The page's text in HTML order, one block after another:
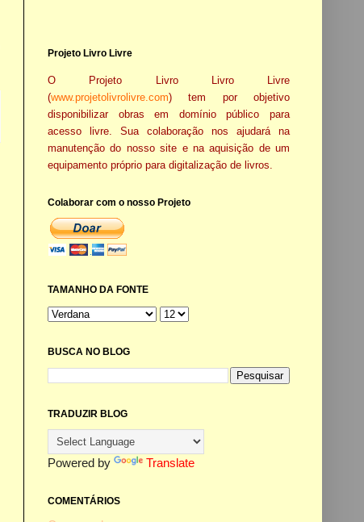
Projeto Livro Livre
O Projeto Livro Livro Livre
(www.projetolivrolivre.com) tem por objetivo
disponibilizar obras em domínio público para
acesso livre. Sua colaboração nos ajudará na
manutenção do nosso site e na aquisição de um
equipamento próprio para digitalização de livros.
Colaborar com o nosso Projeto
TAMANHO DA FONTE
BUSCA NO BLOG
TRADUZIR BLOG
Powered by Translate
COMENTÁRIOS